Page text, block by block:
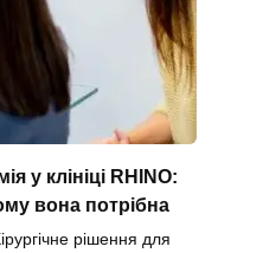
у клініці RHINO:
вона потрібна
рішення для